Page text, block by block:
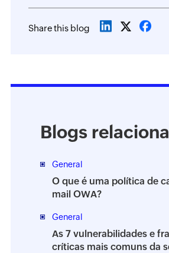
Share this blog
Blogs
General
O que é uma política de
mail OWA?
General
As 7 vulnerabilidades e
críticas mais comuns da